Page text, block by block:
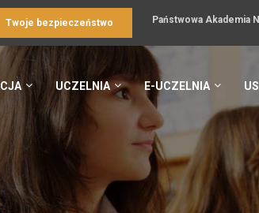
Państwowa Akademia
Twoje bezpieczeństwo
UCZELNIA E-UCZELNIA